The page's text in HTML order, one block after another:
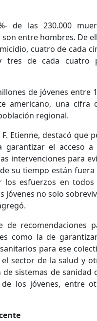
de las 230.000
entre hombres. De
cuatro de cada
tres de cada cuatro
de jóvenes entre
americano, una cifra
regional.
Etienne, destacó que
garantizar el acceso a
intervenciones para
su tiempo están fuera
los esfuerzos en todos
jóvenes no solo
de recomendaciones
como la de
para ese
sector de la salud y
sistemas de sanidad
los jóvenes, entre